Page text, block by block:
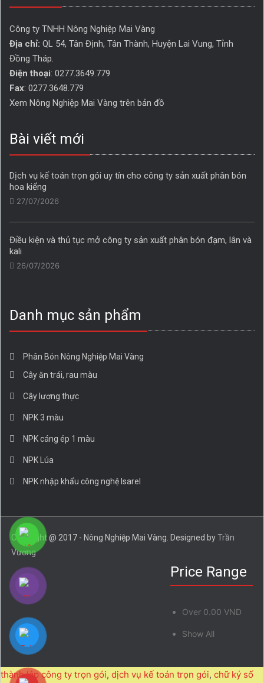
Công ty TNHH Nông Nghiệp Mai Vàng
Địa chỉ: QL 54, Tân Định, Tân Thành, Huyện Lai Vung, Tỉnh
Đồng Tháp.
Điện thoại: 0277.3649.779
Fax: 0277.3648.779
Xem Nông Nghiệp Mai Vàng trên bản đồ
Bài viết mới
Dịch vụ kế toán trọn gói uy tín cho công ty sản xuất phân bón
hoa kiểng
27/07/2026
Điều kiện và thủ tục mở công ty sản xuất phân bón đạm, lân và
kali
26/07/2026
Danh mục sản phẩm
Phân Bón Nông Nghiệp Mai Vàng
Cây ăn trái, rau màu
Cây lương thực
NPK 3 màu
NPK cáng ép 1 màu
NPK Lúa
NPK nhập khẩu công nghệ Isarel
Copyright @ 2017 - Nông Nghiệp Mai Vàng. Designed byTrần
Vương
Price Range
Over 0.00 VND
Show All
thành lập công ty trọn gói, dịch vụ kế toán trọn gói, chữ ký số